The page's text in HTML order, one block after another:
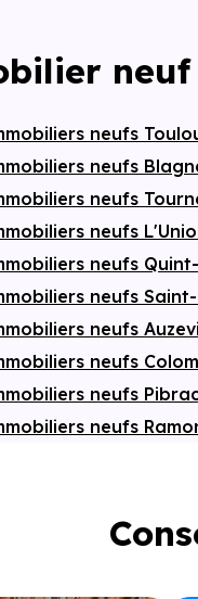
neufs
neufs
neufs
neufs
neufs
neufs
neufs
neufs
neufs
neufs